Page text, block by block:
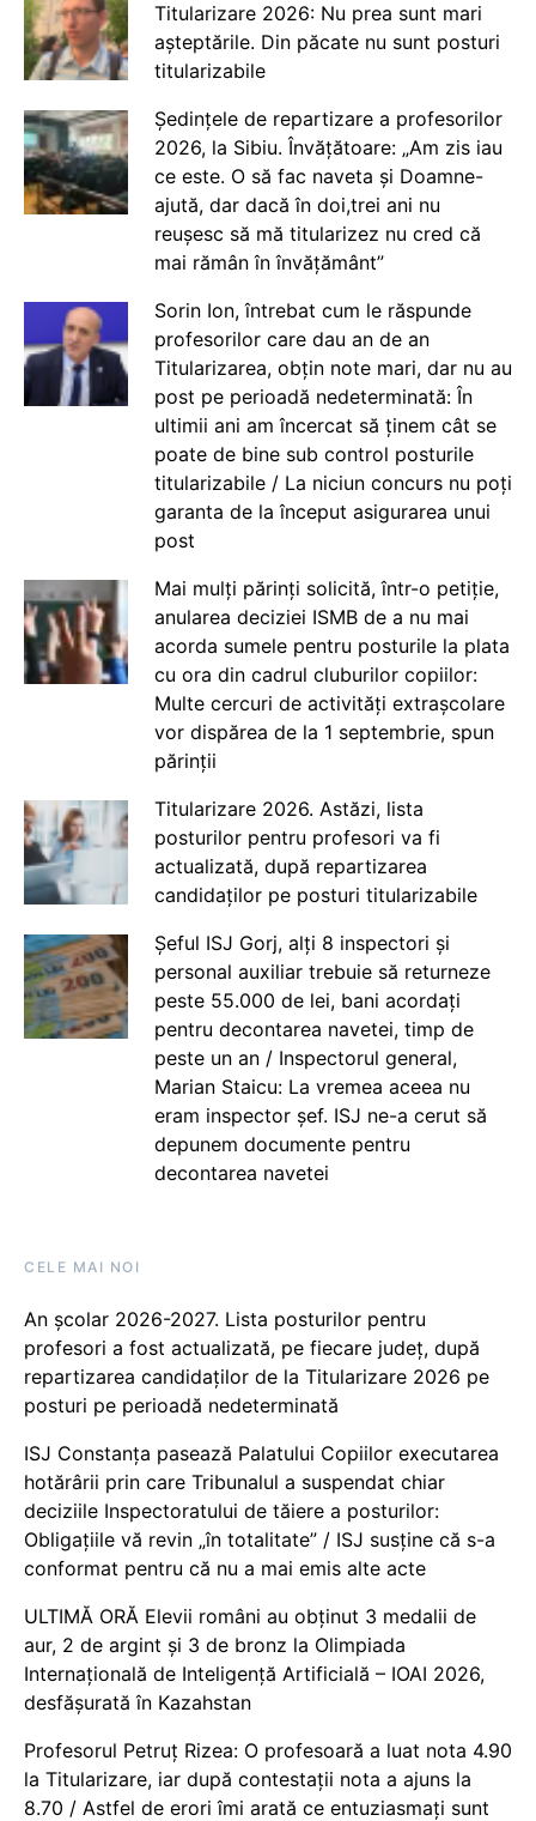
Titularizare 2026: Nu prea sunt mari
așteptările. Din păcate nu sunt posturi
titularizabile
Ședințele de repartizare a profesorilor
2026, la Sibiu. Învățătoare: „Am zis iau
ce este. O să fac naveta și Doamne-
ajută, dar dacă în doi,trei ani nu
reușesc să mă titularizez nu cred că
mai rămân în învățământ”
Sorin Ion, întrebat cum le răspunde
profesorilor care dau an de an
Titularizarea, obțin note mari, dar nu au
post pe perioadă nedeterminată: În
ultimii ani am încercat să ținem cât se
poate de bine sub control posturile
titularizabile / La niciun concurs nu poți
garanta de la început asigurarea unui
post
Mai mulți părinți solicită, într-o petiție,
anularea deciziei ISMB de a nu mai
acorda sumele pentru posturile la plata
cu ora din cadrul cluburilor copiilor:
Multe cercuri de activități extrașcolare
vor dispărea de la 1 septembrie, spun
părinții
Titularizare 2026. Astăzi, lista
posturilor pentru profesori va fi
actualizată, după repartizarea
candidaților pe posturi titularizabile
Șeful ISJ Gorj, alți 8 inspectori și
personal auxiliar trebuie să returneze
peste 55.000 de lei, bani acordați
pentru decontarea navetei, timp de
peste un an / Inspectorul general,
Marian Staicu: La vremea aceea nu
eram inspector șef. ISJ ne-a cerut să
depunem documente pentru
decontarea navetei
CELE MAI NOI
An școlar 2026-2027. Lista posturilor pentru
profesori a fost actualizată, pe fiecare județ, după
repartizarea candidaților de la Titularizare 2026 pe
posturi pe perioadă nedeterminată
ISJ Constanța pasează Palatului Copiilor executarea
hotărârii prin care Tribunalul a suspendat chiar
deciziile Inspectoratului de tăiere a posturilor:
Obligațiile vă revin „în totalitate” / ISJ susține că s-a
conformat pentru că nu a mai emis alte acte
ULTIMĂ ORĂ Elevii români au obținut 3 medalii de
aur, 2 de argint și 3 de bronz la Olimpiada
Internațională de Inteligență Artificială – IOAI 2026,
desfășurată în Kazahstan
Profesorul Petruț Rizea: O profesoară a luat nota 4.90
la Titularizare, iar după contestații nota a ajuns la
8.70 / Astfel de erori îmi arată ce entuziasmați sunt